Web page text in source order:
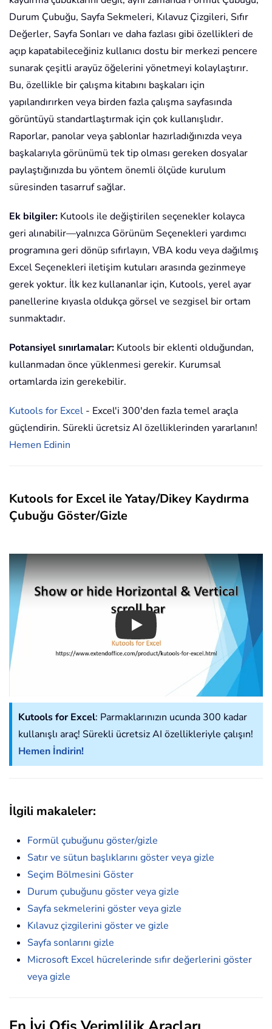
Durum Çubuğu, Sayfa Sekmeleri, Kılavuz Çizgileri, Sıfır
Değerler, Sayfa Sonları ve daha fazlası gibi özellikleri de
açıp kapatabileceğiniz kullanıcı dostu bir merkezi pencere
sunarak çeşitli arayüz öğelerini yönetmeyi kolaylaştırır.
Bu, özellikle bir çalışma kitabını başkaları için
yapılandırırken veya birden fazla çalışma sayfasında
görüntüyü standartlaştırmak için çok kullanışlıdır.
Raporlar, panolar veya şablonlar hazırladığınızda veya
başkalarıyla görünümü tek tip olması gereken dosyalar
paylaştığınızda bu yöntem önemli ölçüde kurulum
süresinden tasarruf sağlar.
Ek bilgiler: Kutools ile değiştirilen seçenekler kolayca
geri alınabilir—yalnızca Görünüm Seçenekleri yardımcı
programına geri dönüp sıfırlayın, VBA kodu veya dağılmış
Excel Seçenekleri iletişim kutuları arasında gezinmeye
gerek yoktur. İlk kez kullananlar için, Kutools, yerel ayar
panellerine kıyasla oldukça görsel ve sezgisel bir ortam
sunmaktadır.
Potansiyel sınırlamalar: Kutools bir eklenti olduğundan,
kullanmadan önce yüklenmesi gerekir. Kurumsal
ortamlarda izin gerekebilir.
Kutools for Excel - Excel'i 300'den fazla temel araçla
güçlendirin. Sürekli ücretsiz AI özelliklerinden yararlanın!
Hemen Edinin
Kutools for Excel ile Yatay/Dikey Kaydırma
Çubuğu Göster/Gizle
Play
Kutools for Excel: Parmaklarınızın ucunda 300 kadar
kullanışlı araç! Sürekli ücretsiz AI özellikleriyle çalışın!
Hemen İndirin!
İlgili makaleler:
Formül çubuğunu göster/gizle
Satır ve sütun başlıklarını göster veya gizle
Seçim Bölmesini Göster
Durum çubuğunu göster veya gizle
Sayfa sekmelerini göster veya gizle
Kılavuz çizgilerini göster ve gizle
Sayfa sonlarını gizle
Microsoft Excel hücrelerinde sıfır değerlerini göster
veya gizle